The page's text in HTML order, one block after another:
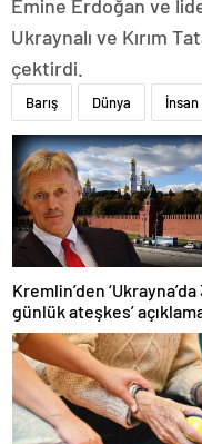
Emine Erdoğan ve
Ukraynalı ve Kırım
çektirdi.
Barış Dünya İnsan
Kremlin’den ‘Ukrayna’da
günlük ateşkes’
Bunu iyice düşünmeliyiz